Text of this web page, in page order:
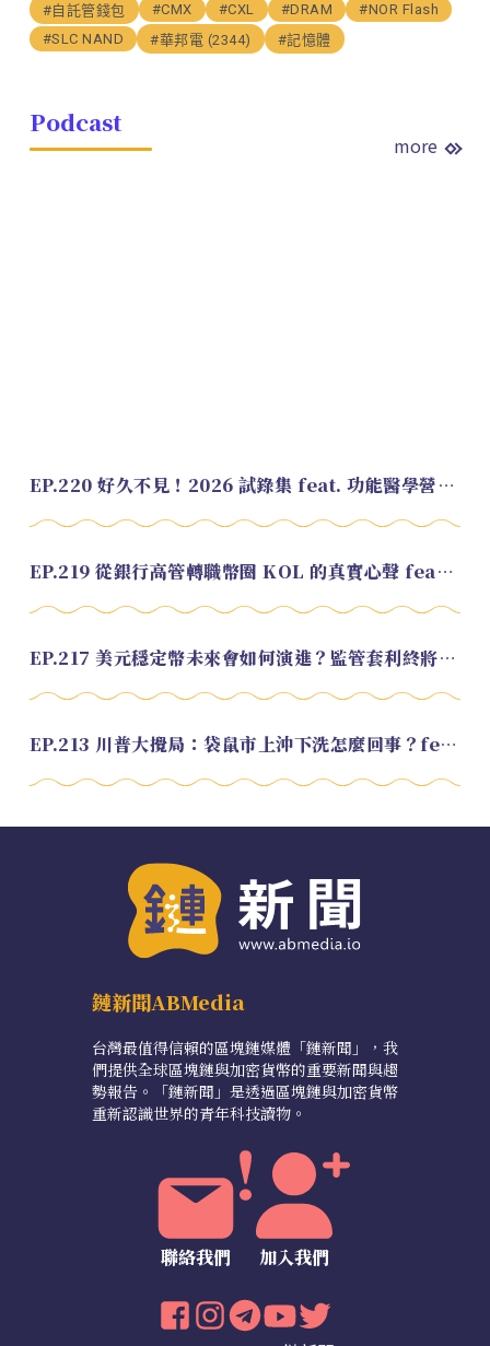
#自託管錢包
#CMX #CXL #DRAM
#NOR Flash
#SLC NAND
#華邦電 (2344) #記憶體
Podcast
more
EP.220 好久不見！2026 試錄集 feat. 功能醫學營養師 美寶
EP.219 從銀行高管轉職幣圈 KOL 的真實心聲 feat.龜大
EP.217 美元穩定幣未來會如何演進？監管套利終將收斂？feat. 研究員 余哲安
EP.213 川普大攪局：袋鼠市上沖下洗怎麼回事？feat. Alvin
鏈新聞ABMedia
台灣最值得信賴的區塊鏈媒體「鏈新聞」，我
們提供全球區塊鏈與加密貨幣的重要新聞與趨
勢報告。「鏈新聞」是透過區塊鏈與加密貨幣
重新認識世界的青年科技讀物。
聯絡我們 加入我們